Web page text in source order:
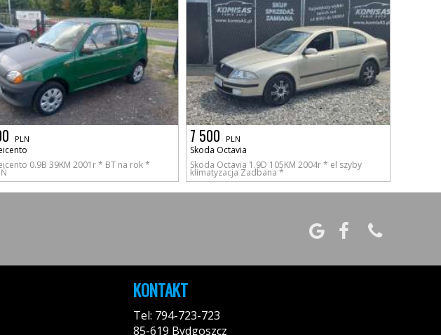
PLN
0.9B 39KM 2001r * BT na rok *
7 500 PLN
Skoda Octavia
Skoda Octavia 1.9D 105KM 2004r * el szyby
klimatyzacja Zadbana *
KONTAKT
Tel: 794-723-723
85-619 Bydgoszcz